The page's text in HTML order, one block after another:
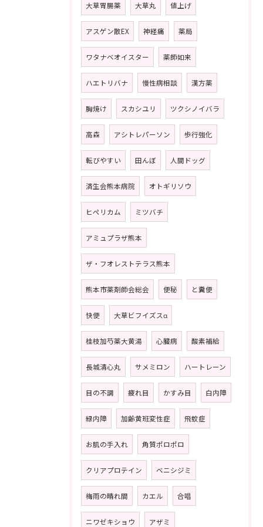
大草胃腸薬 大草丸 値上げ
アスゲン散EX 神経痛 薬局
ワタナベオイスター 薬師如来
ハエトリバナ 慢性病相談 漢方薬
胸焼け スカシユリ ツクシノイバラ
高森 アシトレパーソン 歩行強化
転びやすい 田んぼ 人間ドッグ
済生会熊本病院 オトギリソウ
ヒペリカム ミツバチ
アミュプラザ熊本
ザ・フオレストテラス熊本
熊本市薬剤師会総会 便秘 と糞便
快便 大草ビフイズスα
桂枝加芍薬大黄湯 心臓病 酸素補給
長城清心丸 サメミロン ハートレーン
目の不調 疲れ目 かすみ目 白内障
緑内障 加齢黄班変性症 飛蚊症
お肌の手入れ 角質ポロポロ
クリアプロテイン ベニシジミ
梅雨の晴れ間 カエル 合唱
ニワゼキショウ アザミ